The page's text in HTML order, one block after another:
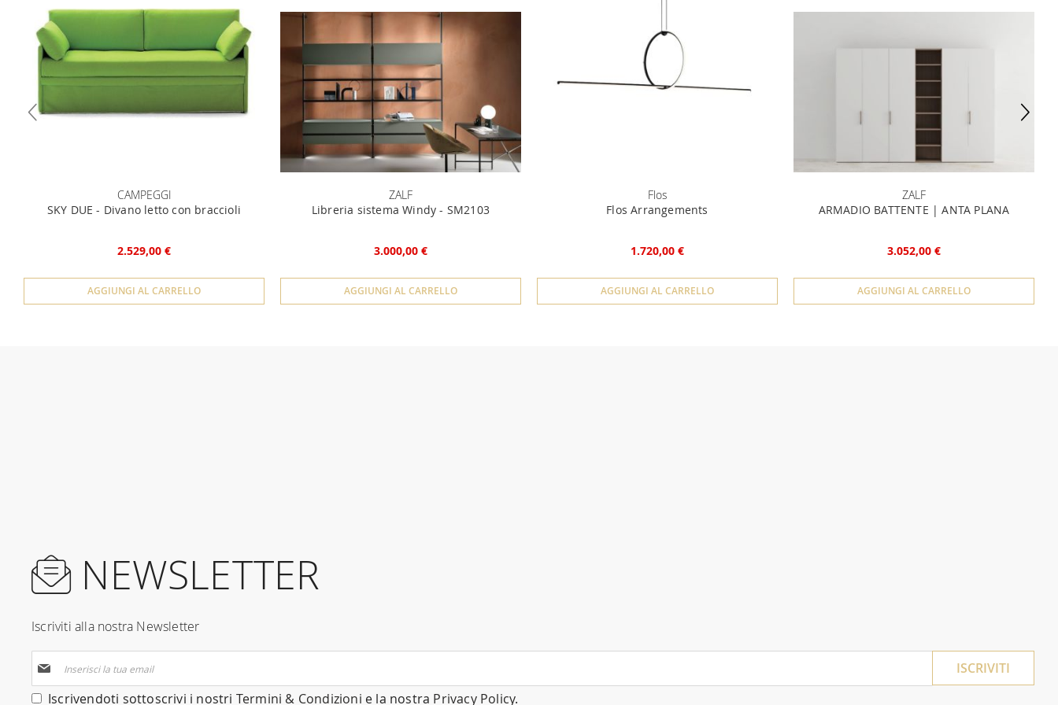
CAMPEGGI
SKY DUE - Divano letto con braccioli
2.529,00 €
AGGIUNGI AL CARRELLO
ZALF
Libreria sistema Windy - SM2103
3.000,00 €
AGGIUNGI AL CARRELLO
Flos
Flos Arrangements
1.720,00 €
AGGIUNGI AL CARRELLO
ZALF
ARMADIO BATTENTE | ANTA PLANA
3.052,00 €
AGGIUNGI AL CARRELLO
NEWSLETTER
Iscriviti alla nostra Newsletter
alla
nostra
Iscrivendoti sottoscrivi i nostri Termini & Condizioni e la nostra Privacy Policy.
ISCRIVITI